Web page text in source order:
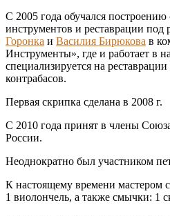
С 2005 года обучался
инструментов и реставрации под
Горонка и Василия Бирюкова в
Инструменты», где и работает в
специализируется на
контрабасов.
Первая скрипка сделана в 2008 г.
С 2010 года принят в члены
России.
Неоднократно был участником
К настоящему времени мастером
1 виолончель, а также смычки: 1